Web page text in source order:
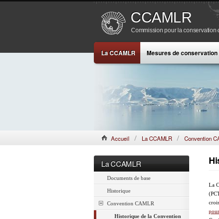
CCAMLR
Commission pour la conservation
La CCAMLR Mesures de conservation
Accueil La CCAMLR Convention
La CCAMLR
Documents de base
Historique
Convention CAMLR
Historique de la Convention
La